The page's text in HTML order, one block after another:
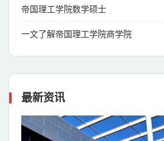
帝国理工学院数学硕士
一文了解帝国理工学院商学院
最新资讯